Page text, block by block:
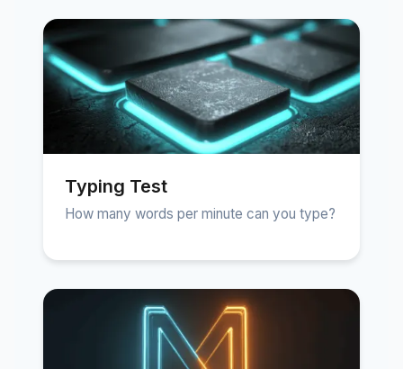
Typing Test
How many words per minute can you type?